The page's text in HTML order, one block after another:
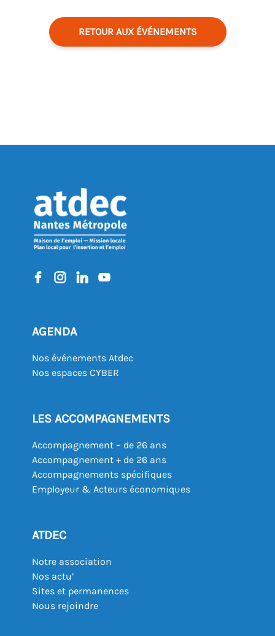
RETOUR AUX ÉVÉNEMENTS
AGENDA
Nos événements Atdec
Nos espaces CYBER
LES ACCOMPAGNEMENTS
Accompagnement – de 26 ans
Accompagnement + de 26 ans
Accompagnements spécifiques
Employeur & Acteurs économiques
ATDEC
Notre association
Nos actu’
Sites et permanences
Nous rejoindre